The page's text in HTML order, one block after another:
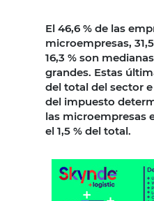
El 46,6 % de las
microempresas,
16,3 % son
grandes. Estas
del total del sector
del impuesto
las microempresas
el 1,5 % del total.